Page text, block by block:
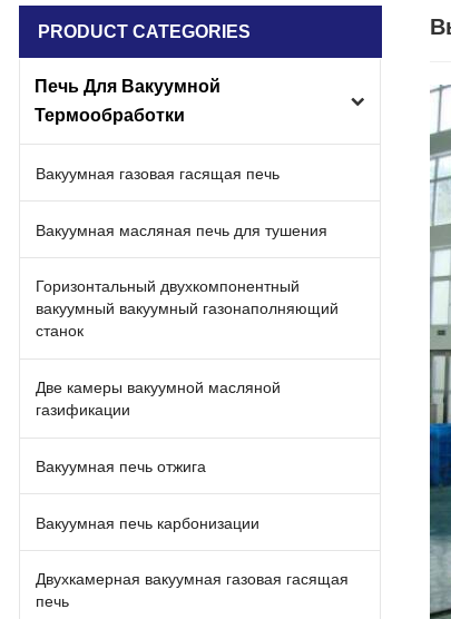
PRODUCT CATEGORIES
Печь Для Вакуумной
Термообработки
Вакуумная газовая гасящая печь
Вакуумная масляная печь для тушения
Горизонтальный двухкомпонентный
вакуумный вакуумный газонаполняющий
станок
Две камеры вакуумной масляной
газификации
Вакуумная печь отжига
Вакуумная печь карбонизации
Двухкамерная вакуумная газовая гасящая
печь